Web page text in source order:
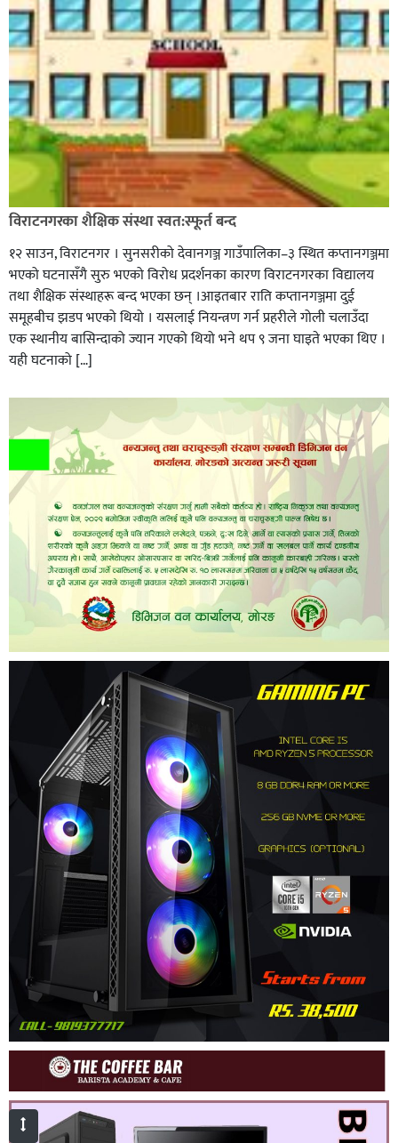
विराटनगरका शैक्षिक संस्था स्वत:स्फूर्त बन्द
१२ साउन, विराटनगर । सुनसरीको देवानगञ्ज गाउँपालिका–३ स्थित कप्तानगञ्जमा
भएको घटनासँगै सुरु भएको विरोध प्रदर्शनका कारण विराटनगरका विद्यालय
तथा शैक्षिक संस्थाहरू बन्द भएका छन् ।आइतबार राति कप्तानगञ्जमा दुई
समूहबीच झडप भएको थियो । यसलाई नियन्त्रण गर्न प्रहरीले गोली चलाउँदा
एक स्थानीय बासिन्दाको ज्यान गएको थियो भने थप ९ जना घाइते भएका थिए ।
यही घटनाको […]